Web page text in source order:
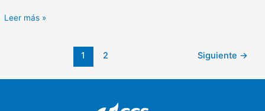
Leer más »
1 2 Siguiente →